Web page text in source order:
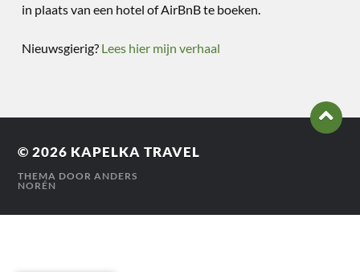
in plaats van een hotel of AirBnB te boeken.
Nieuwsgierig? Lees hier mijn verhaal
© 2026 KAPELKA TRAVEL
THEMA DOORANDERS
NORÉN